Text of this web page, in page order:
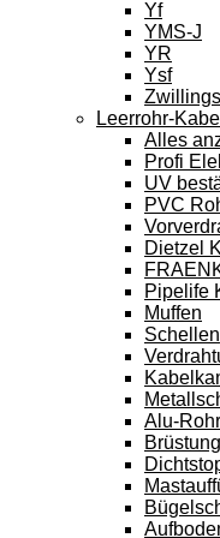
Yf
YMS-J
YR
Ysf
Leerrohr-
Alles
Profi
UV
PVC
Dietzel
Pipelife
Muffen
Schellen
Alu-Rohr